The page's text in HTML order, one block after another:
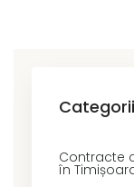
Categorii
Contracte
în